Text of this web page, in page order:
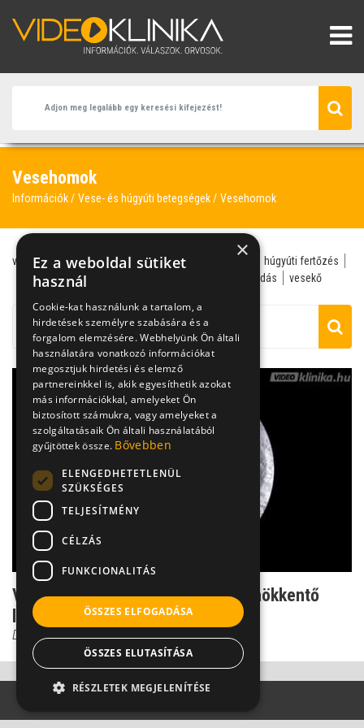
Vesehomok
Információk Vese- és húgyúti betegségek Vesehomok
vesehomok fájdalmas vizeletürítés
húgyúti fertőzés
urológia
vese- és húgyúti betegségek vesegyulladás vesekő
Vörösvértest a vizeletben - a meghökkentő
lelet legfőbb okai
Dr. Fekete Ferenc
×
Ez a weboldal sütiket
használ
Cookie-kat használunk a tartalom, a
hirdetések személyre szabására és a
forgalom elemzésére. Webhelyünk Ön általi
használatára vonatkozó információkat
megosztjuk hirdetési és elemző
partnereinkkel is, akik egyesíthetik azokat
más információkkal, amelyeket Ön
biztosított számukra, vagy amelyeket a
szolgáltatásaik Ön általi használatából
gyűjtöttek össze. Bővebben
ELENGEDHETETLENÜL
SZÜKSÉGES
TELJESÍTMÉNY
CÉLZÁS
FUNKCIONALITÁS
ÖSSZES ELFOGADÁSA
ÖSSZES ELUTASÍTÁSA
RÉSZLETEK MEGJELENÍTÉSE